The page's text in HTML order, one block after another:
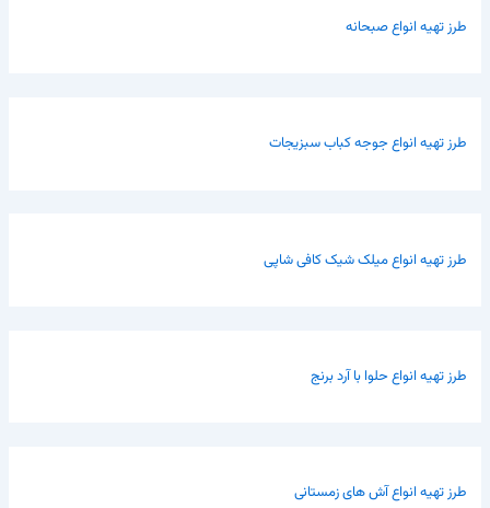
طرز تهیه انواع صبحانه
طرز تهیه انواع جوجه کباب سبزیجات
طرز تهیه انواع میلک شیک کافی شاپی
طرز تهیه انواع حلوا با آرد برنج
طرز تهیه انواع آش های زمستانی